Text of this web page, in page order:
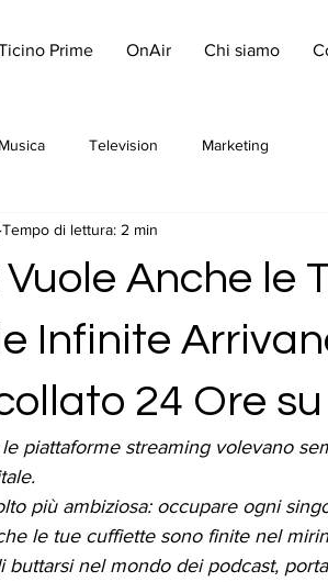
Prime OnAir Chi siamo
Musica Television Marketing
Anche le
Infinite
24 Ore
Tempo di lettura: 2 min
piattaforme streaming volevano
più ambiziosa: occupare ogni
le tue cuffiette sono finite nel
buttarsi nel mondo dei podcast,